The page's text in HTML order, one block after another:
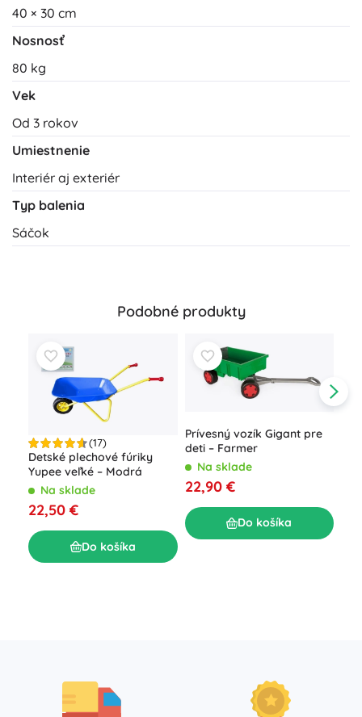
40 × 30 cm
Nosnosť
80 kg
Vek
Od 3 rokov
Umiestnenie
Interiér aj exteriér
Typ balenia
Sáčok
Podobné produkty
(17)
Detské plechové fúriky
Yupee veľké – Modrá
Na sklade
22,50 €
Do košíka
Prívesný vozík Gigant pre
deti – Farmer
Na sklade
22,90 €
Do košíka